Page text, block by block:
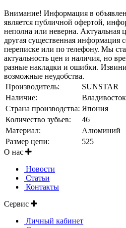
Внимание! Информация в
является публичной офертой,
неполна или неверна. Актуальная
другая существенная информация
переписке или по телефону. Мы
актуальность цен и наличия, но
разные накладки и ошибки.
возможные неудобства.
Производитель:
SUNSTAR
Наличие:
Владивосток
Страна производства: Япония
Количество зубьев:
46
Материал:
Алюминий
Размер цепи:
525
О нас
Новости
Статьи
Контакты
Сервис
Личный кабинет